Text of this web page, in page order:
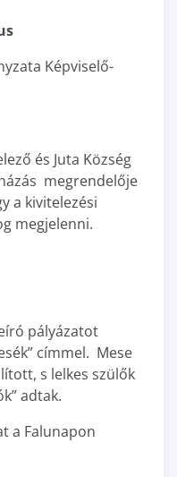
Képviselő-
és Juta Község
megrendelője
a kivitelezési
megjelenni.
pályázatot
címmel. Mese
s lelkes szülők
adtak.
a Falunapon